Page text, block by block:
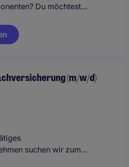
Du möchtest
innovativen technischen
ist diese Position genau das
(m/w/d)
suchen wir zum